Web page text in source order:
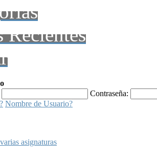
Recientes
Contraseña:
Nombre de Usuario?
asignaturas